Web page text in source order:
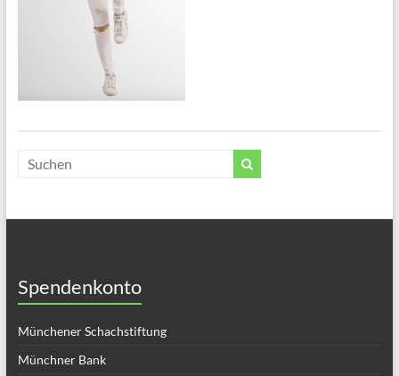
Spendenkonto
Münchener Schachstiftung
Münchner Bank